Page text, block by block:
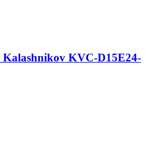
Kalashnikov KVC-D15E24-